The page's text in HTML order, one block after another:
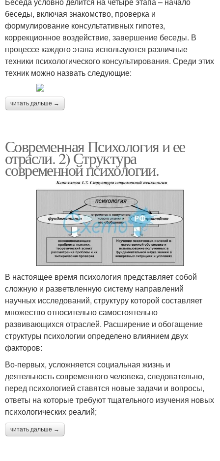
беседы, включая знакомство, проверка и
формулирование консультативных гипотез,
коррекционное воздействие, завершение беседы. В
процессе каждого этапа используются различные
техники психологического консультирования. Среди этих
техник можно назвать следующие:
читать дальше →
Современная Психология и ее
отрасли. 2) Структура
современной психологии.
В настоящее время психология представляет собой
сложную и разветвленную систему направлений
научных исследований, структуру которой составляет
множество относительно самостоятельно
развивающихся отраслей. Расширение и обогащение
структуры психологии определено влиянием двух
факторов:
Во-первых, усложняется социальная жизнь и
деятельность современного человека, следовательно,
перед психологией ставятся новые задачи и вопросы,
ответы на которые требуют тщательного изучения новых
психологических реалий;
читать дальше →